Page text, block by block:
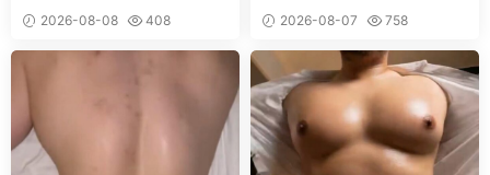
@BBb）
2026-08-08 408
@Museuman）
2026-08-07 758